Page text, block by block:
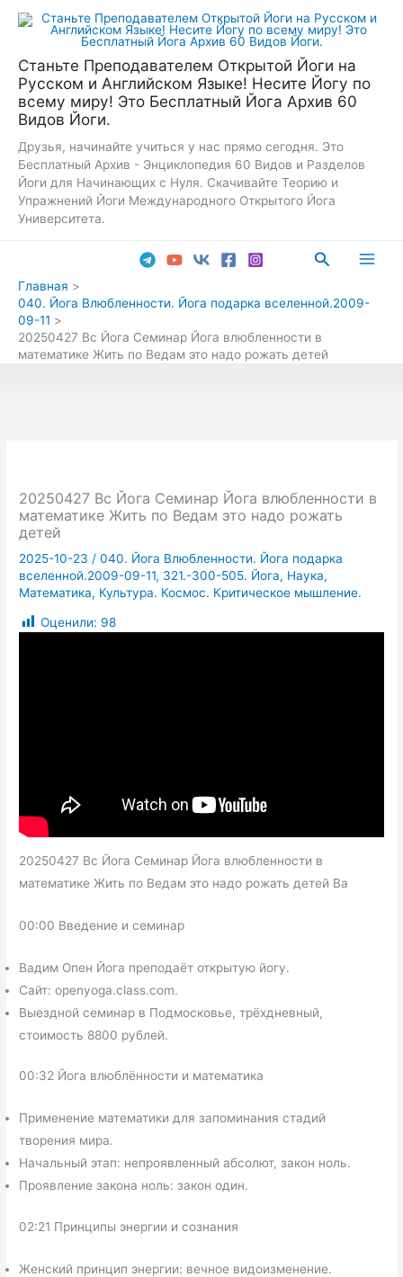
Перейти
Станьте Преподавателем Открытой Йоги на
Русском и Английском Языке! Несите Йогу по
всему миру! Это Бесплатный Йога Архив 60
Видов Йоги.
Друзья, начинайте учиться у нас прямо сегодня. Это
Бесплатный Архив - Энциклопедия 60 Видов и Разделов
Йоги для Начинающих с Нуля. Скачивайте Теорию и
Упражнений Йоги Международного Открытого Йога
Университета.
Поиск
Главная
040. Йога Влюбленности. Йога подарка вселенной.2009-
09-11
20250427 Вс Йога Семинар Йога влюбленности в
математике Жить по Ведам это надо рожать детей
20250427 Вс Йога Семинар Йога влюбленности в
математике Жить по Ведам это надо рожать
детей
2025-10-23 /040. Йога Влюбленности. Йога подарка
вселенной.2009-09-11, 321.-300-505. Йога, Наука,
Математика, Культура. Космос. Критическое мышление.
Оценили: 98
20250427 Вс Йога Семинар Йога влюбленности в
математике Жить по Ведам это надо рожать детей Ва
00:00 Введение и семинар
Вадим Опен Йога преподаёт открытую йогу.
Сайт: openyoga.class.com.
Выездной семинар в Подмосковье, трёхдневный,
стоимость 8800 рублей.
00:32 Йога влюблённости и математика
Применение математики для запоминания стадий
творения мира.
Начальный этап: непроявленный абсолют, закон ноль.
Проявление закона ноль: закон один.
02:21 Принципы энергии и сознания
Женский принцип энергии: вечное видоизменение.